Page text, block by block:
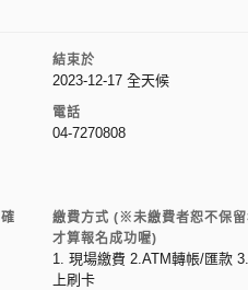
結束於
2023-12-17全天候
電話
04-7270808
繳費方式 (※未繳費者恕不保
才算報名成功喔)
1. 現場繳費 2.ATM轉帳/匯款
上刷卡